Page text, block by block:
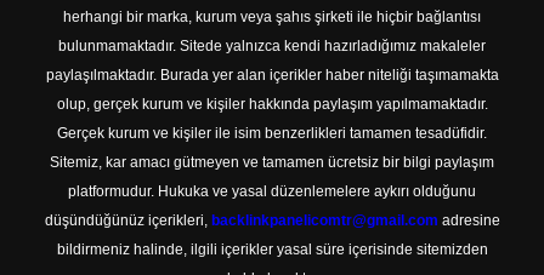
herhangi bir marka, kurum veya şahıs şirketi ile hiçbir bağlantısı
bulunmamaktadır. Sitede yalnızca kendi hazırladığımız makaleler
paylaşılmaktadır. Burada yer alan içerikler haber niteliği taşımamakta
olup, gerçek kurum ve kişiler hakkında paylaşım yapılmamaktadır.
Gerçek kurum ve kişiler ile isim benzerlikleri tamamen tesadüfidir.
Sitemiz, kar amacı gütmeyen ve tamamen ücretsiz bir bilgi paylaşım
platformudur. Hukuka ve yasal düzenlemelere aykırı olduğunu
düşündüğünüz içerikleri, backlinkpanelicomtr@gmail.com adresine
bildirmeniz halinde, ilgili içerikler yasal süre içerisinde sitemizden